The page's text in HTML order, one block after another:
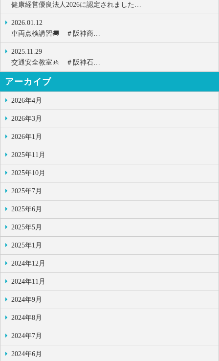
健康経営優良法人2026に認定されました…
2026.01.12
車両点検講習🚚 ＃阪神商…
2025.11.29
交通安全教室🚸 ＃阪神石…
アーカイブ
2026年4月
2026年3月
2026年1月
2025年11月
2025年10月
2025年7月
2025年6月
2025年5月
2025年1月
2024年12月
2024年11月
2024年9月
2024年8月
2024年7月
2024年6月